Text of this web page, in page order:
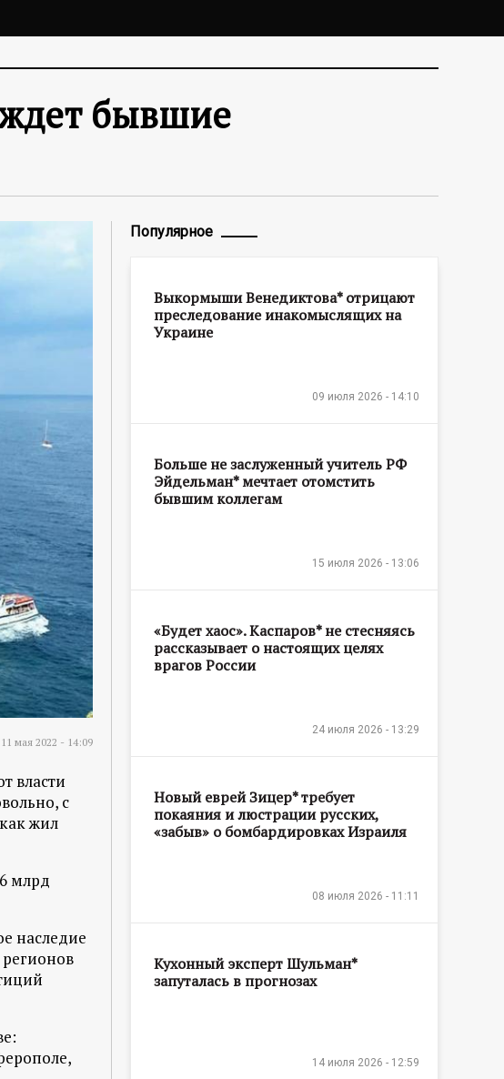
ждет бывшие
11 мая 2022 - 14:09
власти
с
жил
млрд
наследие
Популярное
Выкормыши Венедиктова* отрицают
преследование инакомыслящих на
Украине
09 июля 2026 - 14:10
Больше не заслуженный учитель РФ
Эйдельман* мечтает отомстить
бывшим коллегам
15 июля 2026 - 13:06
«Будет хаос». Каспаров* не стесняясь
рассказывает о настоящих целях
врагов России
24 июля 2026 - 13:29
Новый еврей Зицер* требует
покаяния и люстрации русских,
«забыв» о бомбардировках Израиля
08 июля 2026 - 11:11
Кухонный эксперт Шульман*
запуталась в прогнозах
14 июля 2026 - 12:59